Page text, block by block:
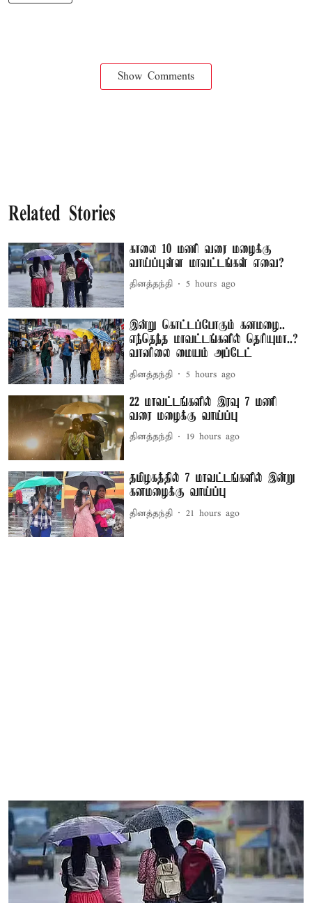
Show Comments
Related Stories
காலை 10 மணி வரை மழைக்கு
வாய்ப்புள்ள மாவட்டங்கள் எவை?
தினத்தந்தி 5 hours ago
இன்று கொட்டப்போகும் கனமழை..
எந்தெந்த மாவட்டங்களில் தெரியுமா..?
வானிலை மையம் அப்டேட்
தினத்தந்தி 5 hours ago
22 மாவட்டங்களில் இரவு 7 மணி
வரை மழைக்கு வாய்ப்பு
தினத்தந்தி 19 hours ago
தமிழகத்தில் 7 மாவட்டங்களில் இன்று
கனமழைக்கு வாய்ப்பு
தினத்தந்தி 21 hours ago